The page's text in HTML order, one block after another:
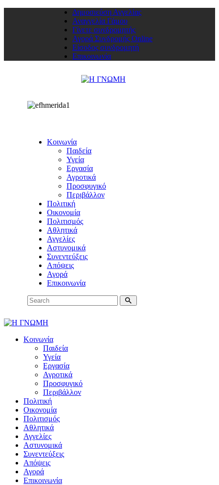
Δημοσιεύση Αγγελίας
Αναγγελία Γάμου
Γίνετε συνδρομητής
Αγορά Συνδρομής Online
Είσοδος συνδρομητή
Επικοινωνία
Κοινωνία
Παιδεία
Υγεία
Εργασία
Αγροτικά
Προσφυγικό
Περιβάλλον
Πολιτική
Οικονομία
Πολιτισμός
Αθλητικά
Αγγελίες
Αστυνομικά
Συνεντεύξεις
Απόψεις
Αγορά
Επικοινωνία
Κοινωνία
Παιδεία
Υγεία
Εργασία
Αγροτικά
Προσφυγικό
Περιβάλλον
Πολιτική
Οικονομία
Πολιτισμός
Αθλητικά
Αγγελίες
Αστυνομικά
Συνεντεύξεις
Απόψεις
Αγορά
Επικοινωνία